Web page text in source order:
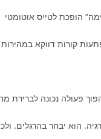
הופכת לטייס אוטומטי
קורות דווקא
הוא יבחר בהרגלים.